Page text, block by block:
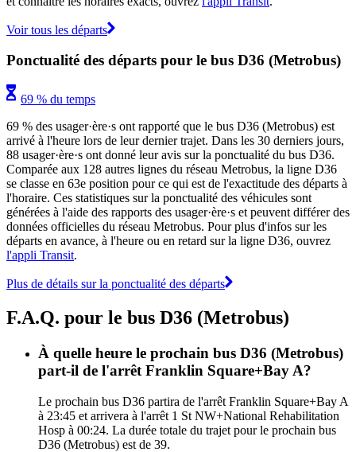
Voir tous les départs
Ponctualité des départs pour le bus D36 (Metrobus)
69 % du temps
69 % des usager·ère·s ont rapporté que le bus D36 (Metrobus) est
arrivé à l'heure lors de leur dernier trajet. Dans les 30 derniers jours,
88 usager·ère·s ont donné leur avis sur la ponctualité du bus D36.
Comparée aux 128 autres lignes du réseau Metrobus, la ligne D36
se classe en 63e position pour ce qui est de l'exactitude des départs à
l'horaire. Ces statistiques sur la ponctualité des véhicules sont
générées à l'aide des rapports des usager·ère·s et peuvent différer des
données officielles du réseau Metrobus. Pour plus d'infos sur les
départs en avance, à l'heure ou en retard sur la ligne D36, ouvrez
l'appli Transit.
Plus de détails sur la ponctualité des départs
F.A.Q. pour le bus D36 (Metrobus)
À quelle heure le prochain bus D36 (Metrobus)
part-il de l'arrêt Franklin Square+Bay A?
Le prochain bus D36 partira de l'arrêt Franklin Square+Bay A
à 23:45 et arrivera à l'arrêt 1 St NW+National Rehabilitation
Hosp à 00:24. La durée totale du trajet pour le prochain bus
D36 (Metrobus) est de 39.